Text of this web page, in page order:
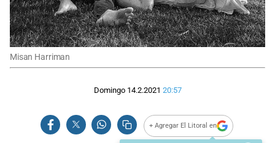
Misan Harriman
Domingo 14.2.2021 20:57
+ Agregar El Litoral en